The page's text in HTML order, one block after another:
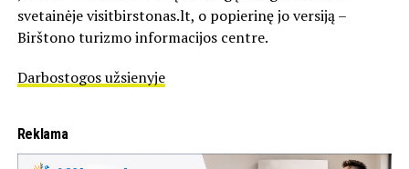
svetainėje visitbirstonas.lt, o popierinę jo versiją –
Birštono turizmo informacijos centre.
Darbostogos užsienyje
Reklama